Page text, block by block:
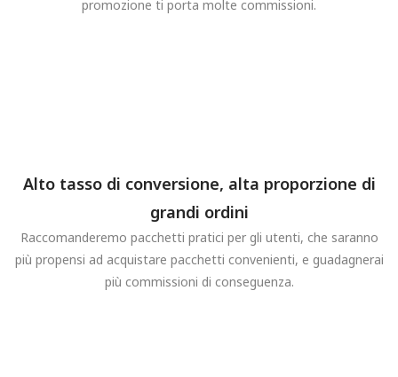
promozione ti porta molte commissioni.
Alto tasso di conversione, alta proporzione di
grandi ordini
Raccomanderemo pacchetti pratici per gli utenti, che saranno
più propensi ad acquistare pacchetti convenienti, e guadagnerai
più commissioni di conseguenza.